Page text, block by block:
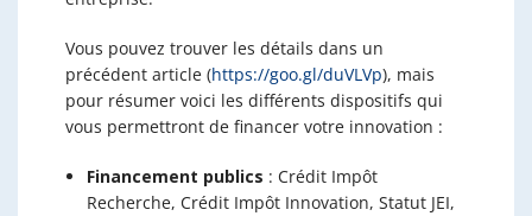
Vous pouvez trouver les détails dans un
précédent article (https://goo.gl/duVLVp), mais
pour résumer voici les différents dispositifs qui
vous permettront de financer votre innovation :
Financement publics : Crédit Impôt
Recherche, Crédit Impôt Innovation, Statut JEI,